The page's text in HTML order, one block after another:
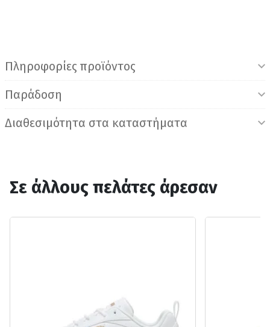
Πληροφορίες προϊόντος
Παράδοση
Διαθεσιμότητα στα καταστήματα
Σε άλλους πελάτες άρεσαν